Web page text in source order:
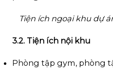
Tiện ích ngoại khu dự
3.2. Tiện ích nội khu
Phòng tập gym, phòng